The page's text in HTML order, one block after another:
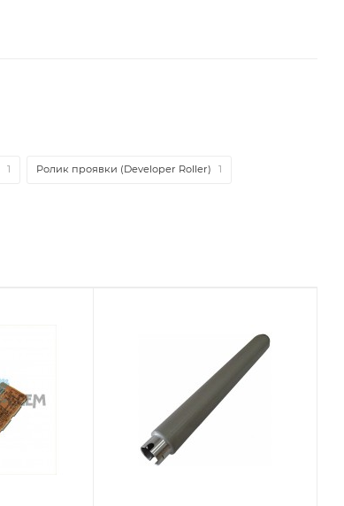
1 Ролик проявки (Developer Roller) 1